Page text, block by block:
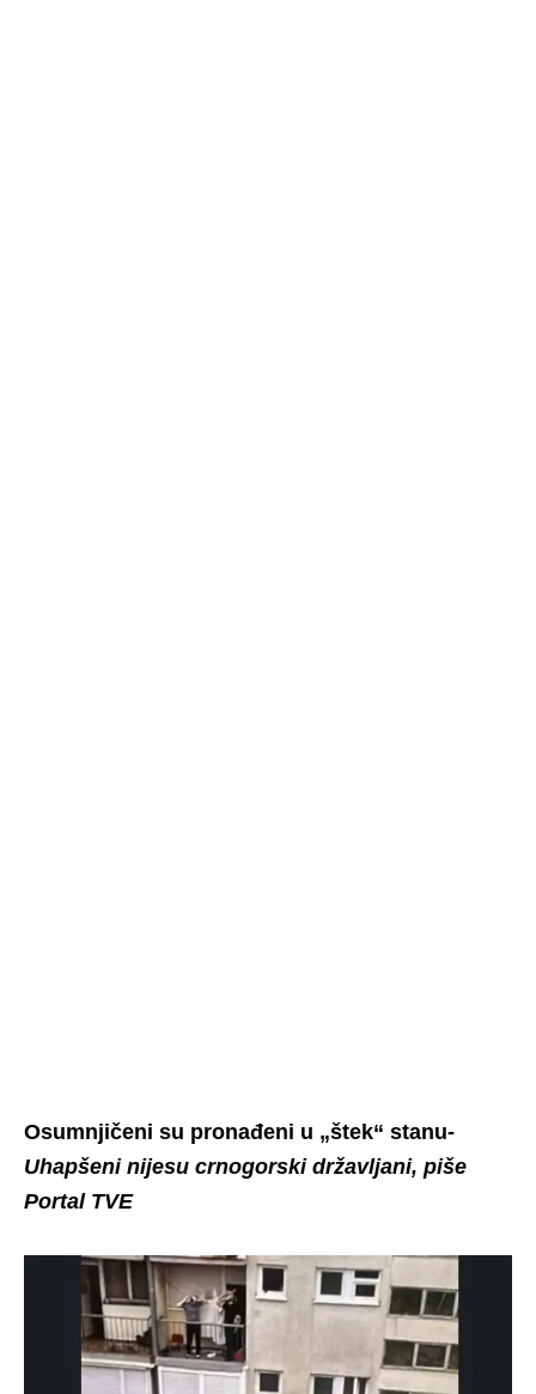
Osumnjičeni su pronađeni u „štek“ stanu-
Uhapšeni nijesu crnogorski državljani, piše
Portal TVE